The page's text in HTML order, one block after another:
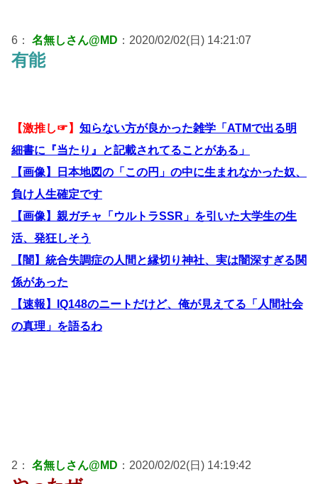
6： 名無しさん@MD ：2020/02/02(日) 14:21:07
有能
【激推し☞】 知らない方が良かった雑学「ATMで出る明
細書に『当たり』と記載されてることがある」
【画像】日本地図の「この円」の中に生まれなかった奴、
負け人生確定です
【画像】親ガチャ「ウルトラSSR」を引いた大学生の生
活、発狂しそう
【闇】統合失調症の人間と縁切り神社、実は闇深すぎる関
係があった
【速報】IQ148のニートだけど、俺が見えてる「人間社会
の真理」を語るわ
2： 名無しさん@MD ：2020/02/02(日) 14:19:42